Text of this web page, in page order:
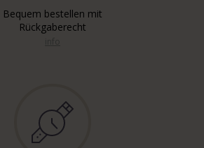
Bequem bestellen mit
Rückgaberecht